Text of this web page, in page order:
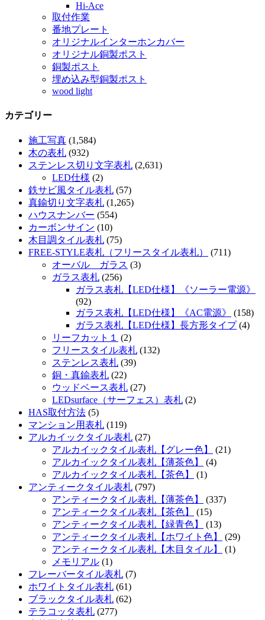
Hi-Ace
取付作業
番地プレート
オリジナルインターホンカバー
オリジナル銅製ポスト
銅製ポスト
埋め込み型銅製ポスト
wood light
カテゴリー
施工写真 (1,584)
木の表札 (932)
ステンレス切り文字表札 (2,631)
LED仕様 (2)
鉄サビ風タイル表札 (57)
真鍮切り文字表札 (1,265)
ハウスナンバー (554)
カーボンサイン (10)
木目調タイル表札 (75)
FREE-STYLE表札（フリースタイル表札）
(711)
オーバル ガラス (3)
ガラス表札 (256)
ガラス表札【LED仕様】《ソーラー電源》
(92)
ガラス表札【LED仕様】《AC電源》
(158)
ガラス表札【LED仕様】長方形タイプ(4)
リーフカット１
(2)
フリースタイル表札 (132)
ステンレス表札 (39)
銅・真鍮表札 (22)
ウッドベース表札 (27)
LEDsurface（サーフェス）表札 (2)
HAS取付方法 (5)
マンション用表札 (119)
アルカイックタイル表札 (27)
アルカイックタイル表札【グレー色】
(21)
アルカイックタイル表札【薄茶色】
(4)
アルカイックタイル表札【茶色】
(1)
アンティークタイル表札 (797)
アンティークタイル表札【薄茶色】
(337)
アンティークタイル表札【茶色】
(15)
アンティークタイル表札【緑青色】
(13)
アンティークタイル表札【ホワイト色】
(29)
アンティークタイル表札【木目タイル】
(1)
メモリアル (1)
フレーバータイル表札 (7)
ホワイトタイル表札 (61)
ブラックタイル表札 (62)
テラコッタ表札 (277)